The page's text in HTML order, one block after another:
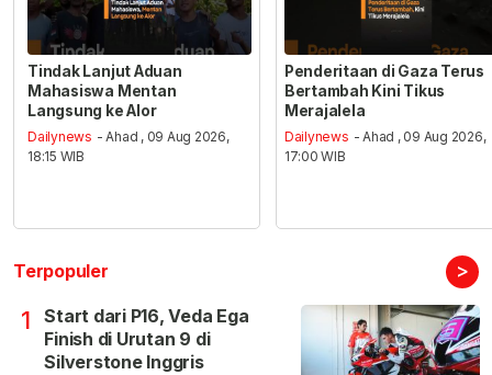
Tindak Lanjut Aduan
Mahasiswa Mentan
Langsung ke Alor
Dailynews - Ahad , 09 Aug 2026,
18:15 WIB
Penderitaan di Gaza Terus
Bertambah Kini Tikus
Merajalela
Dailynews - Ahad , 09 Aug 2026,
17:00 WIB
Terpopuler >
1
Start dari P16, Veda Ega
Finish di Urutan 9 di
Silverstone Inggris